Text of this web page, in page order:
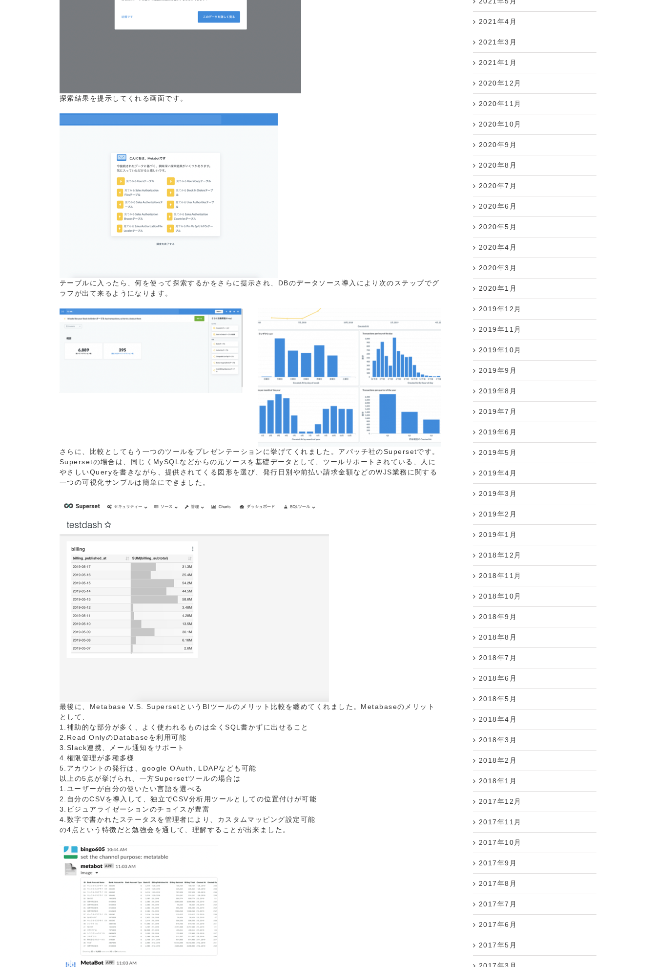
探索結果を提示してくれる画面です。
テーブルに入ったら、何を使って探索するかをさらに提示され、DBのデータソース導入により次のステップでグ
ラフが出て来るようになります。
さらに、比較としてもう一つのツールをプレゼンテーションに挙げてくれました。アパッチ社のSupersetです。
Supersetの場合は、同じくMySQLなどからの元ソースを基礎データとして、ツールサポートされている、人に
やさしいQueryを書きながら、提供されてくる図形を選び、発行日別や前払い請求金額などのWJS業務に関する
一つの可視化サンプルは簡単にできました。
最後に、Metabase V.S. SupersetというBIツールのメリット比較を纏めてくれました。Metabaseのメリット
として、
1.補助的な部分が多く、よく使われるものは全くSQL書かずに出せること
2.Read OnlyのDatabaseを利用可能
3.Slack連携、メール通知をサポート
4.権限管理が多種多様
5.アカウントの発行は、google OAuth, LDAPなども可能
以上の5点が挙げられ、一方Supersetツールの場合は
1.ユーザーが自分の使いたい言語を選べる
2.自分のCSVを導入して、独立でCSV分析用ツールとしての位置付けが可能
3.ビジュアライゼーションのチョイスが豊富
4.数字で書かれたステータスを管理者により、カスタムマッピング設定可能
の4点という特徴だと勉強会を通して、理解することが出来ました。
2021年4月
2021年3月
2021年1月
2020年12月
2020年11月
2020年10月
2020年9月
2020年8月
2020年7月
2020年6月
2020年5月
2020年4月
2020年3月
2020年1月
2019年12月
2019年11月
2019年10月
2019年9月
2019年8月
2019年7月
2019年6月
2019年5月
2019年4月
2019年3月
2019年2月
2019年1月
2018年12月
2018年11月
2018年10月
2018年9月
2018年8月
2018年7月
2018年6月
2018年5月
2018年4月
2018年3月
2018年2月
2018年1月
2017年12月
2017年11月
2017年10月
2017年9月
2017年8月
2017年7月
2017年6月
2017年5月